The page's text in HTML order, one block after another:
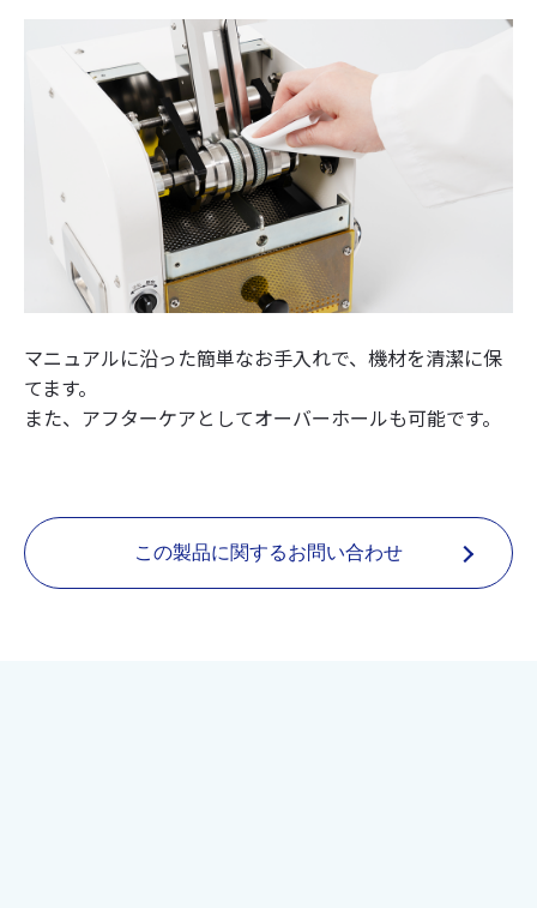
マニュアルに沿った簡単なお手入れで、機材を清潔に保
てます。
また、アフターケアとしてオーバーホールも可能です。
この製品に関するお問い合わせ